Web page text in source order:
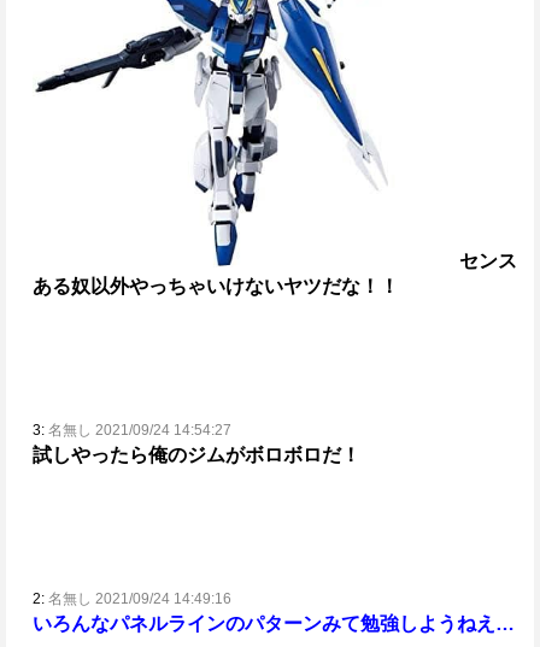
センス
ある奴以外やっちゃいけないヤツだな！！
3: 名無し 2021/09/24 14:54:27
試しやったら俺のジムがボロボロだ！
2: 名無し 2021/09/24 14:49:16
いろんなパネルラインのパターンみて勉強しようねえ…